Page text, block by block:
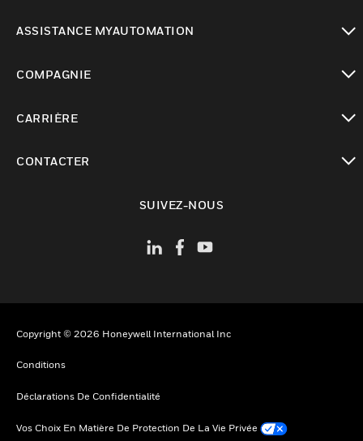
ASSISTANCE MYAUTOMATION
COMPAGNIE
CARRIÈRE
CONTACTER
SUIVEZ-NOUS
Copyright © 2026 Honeywell International Inc
Conditions
Déclarations De Confidentialité
Vos Choix En Matière De Protection De La Vie Privée